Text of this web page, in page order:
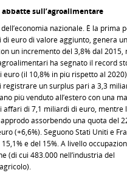
sull’agroalimentare
nazionale. È la prima
euro di valore aggiunto, genera un
un incremento del 3,8% dal 2015,
ha segnato il record
(il 10,8% in più rispetto al
un surplus pari a 3,3
più venduto all’estero con una
affari di 7,1 miliardi di euro, mentre
assorbendo una quota del
(+6,6%). Seguono Stati Uniti e
e del 15%. A livello
(di cui 483.000 nell’industria del